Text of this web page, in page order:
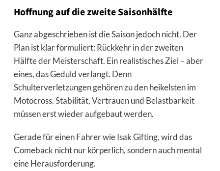
Hoffnung auf die zweite Saisonhälfte
Ganz abgeschrieben ist die Saison jedoch nicht. Der
Plan ist klar formuliert: Rückkehr in der zweiten
Hälfte der Meisterschaft. Ein realistisches Ziel – aber
eines, das Geduld verlangt. Denn
Schulterverletzungen gehören zu den heikelsten im
Motocross. Stabilität, Vertrauen und Belastbarkeit
müssen erst wieder aufgebaut werden.
Gerade für einen Fahrer wie Isak Gifting, wird das
Comeback nicht nur körperlich, sondern auch mental
eine Herausforderung.